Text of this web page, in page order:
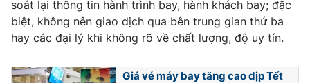
soát lại thông tin hành trình bay, hành khách bay; đặc
biệt, không nên giao dịch qua bên trung gian thứ ba
hay các đại lý khi không rõ về chất lượng, độ uy tín.
Giá vé máy bay tăng cao dịp Tết